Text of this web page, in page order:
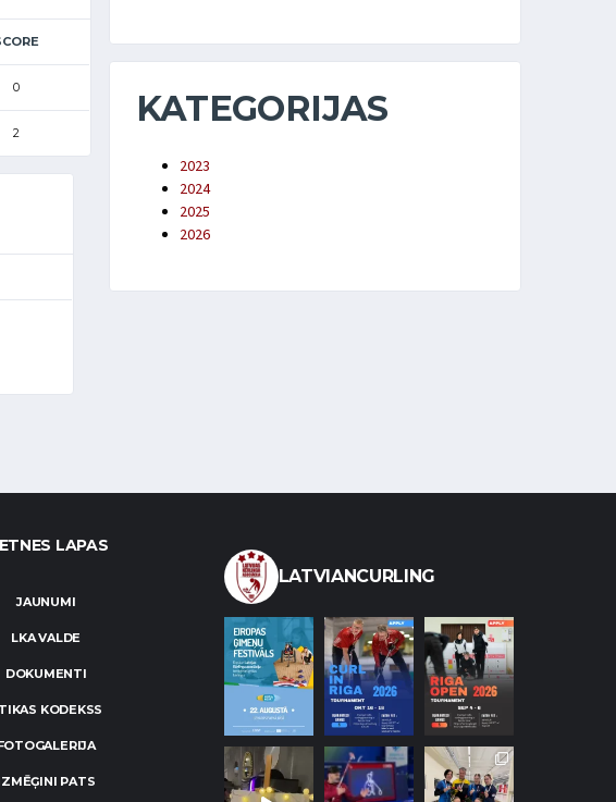
0
2
KATEGORIJAS
2023
2024
2025
2026
LAPAS
JAUNUMI
LKA VALDE
DOKUMENTI
KODEKSS
PATS
LATVIANCURLING